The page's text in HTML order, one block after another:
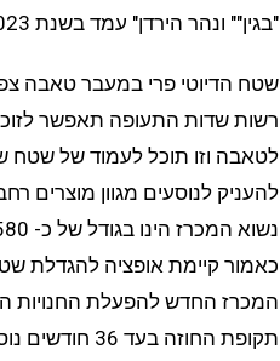
"בגין"" ונהר הירדן" עמד בשנת 2023 על כ-45 מיליון ₪.
שטח הדיוטי פרי במעבר טאבה
רשות שדות התעופה תאפשר
להעניק לנוסעים מגוון מוצרים
כאמור קיימת אופציה להגדלת שטח
תקופת